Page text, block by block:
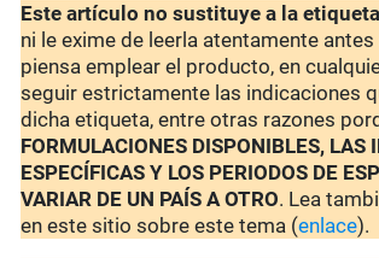
Este artículo no sustituye a la
ni le exime de leerla atentamente antes
piensa emplear el producto, en
seguir estrictamente las indicaciones
dicha etiqueta, entre otras razones
FORMULACIONES DISPONIBLES, LAS
ESPECÍFICAS Y LOS PERIODOS DE
VARIAR DE UN PAÍS A OTRO. Lea
en este sitio sobre este tema (enlace).